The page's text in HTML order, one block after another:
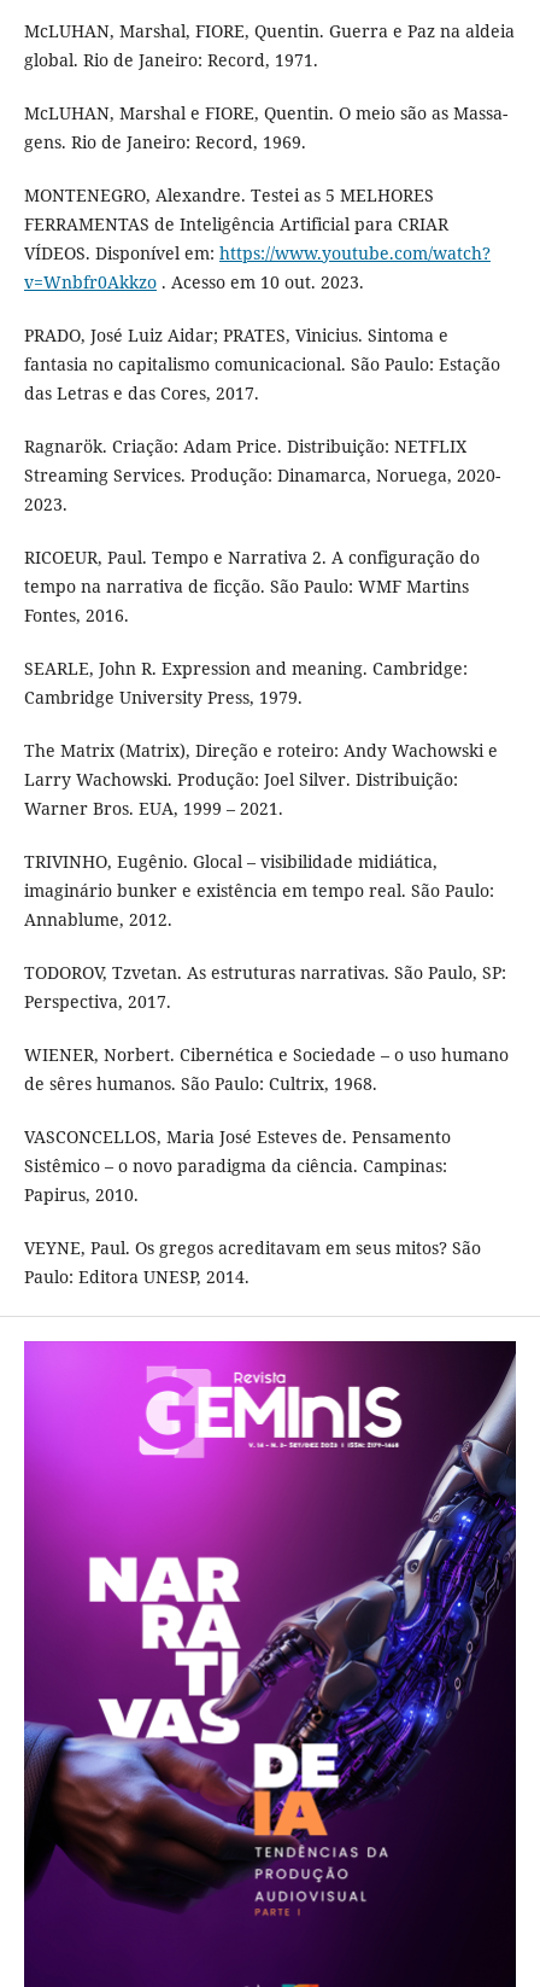
McLUHAN, Marshal, FIORE, Quentin. Guerra e Paz na aldeia
global. Rio de Janeiro: Record, 1971.
McLUHAN, Marshal e FIORE, Quentin. O meio são as Massa-
gens. Rio de Janeiro: Record, 1969.
MONTENEGRO, Alexandre. Testei as 5 MELHORES
FERRAMENTAS de Inteligência Artificial para CRIAR
VÍDEOS. Disponível em: https://www.youtube.com/watch?
v=Wnbfr0Akkzo. Acesso em 10 out. 2023.
PRADO, José Luiz Aidar; PRATES, Vinicius. Sintoma e
fantasia no capitalismo comunicacional. São Paulo: Estação
das Letras e das Cores, 2017.
Ragnarök. Criação: Adam Price. Distribuição: NETFLIX
Streaming Services. Produção: Dinamarca, Noruega, 2020-
2023.
RICOEUR, Paul. Tempo e Narrativa 2. A configuração do
tempo na narrativa de ficção. São Paulo: WMF Martins
Fontes, 2016.
SEARLE, John R. Expression and meaning. Cambridge:
Cambridge University Press, 1979.
The Matrix (Matrix), Direção e roteiro: Andy Wachowski e
Larry Wachowski. Produção: Joel Silver. Distribuição:
Warner Bros. EUA, 1999 – 2021.
TRIVINHO, Eugênio. Glocal – visibilidade midiática,
imaginário bunker e existência em tempo real. São Paulo:
Annablume, 2012.
TODOROV, Tzvetan. As estruturas narrativas. São Paulo, SP:
Perspectiva, 2017.
WIENER, Norbert. Cibernética e Sociedade – o uso humano
de sêres humanos. São Paulo: Cultrix, 1968.
VASCONCELLOS, Maria José Esteves de. Pensamento
Sistêmico – o novo paradigma da ciência. Campinas:
Papirus, 2010.
VEYNE, Paul. Os gregos acreditavam em seus mitos? São
Paulo: Editora UNESP, 2014.